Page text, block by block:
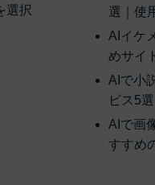
選択
選｜使
AIイケ
めサイ
AIで小
ビス5選
AIで画
すすめ